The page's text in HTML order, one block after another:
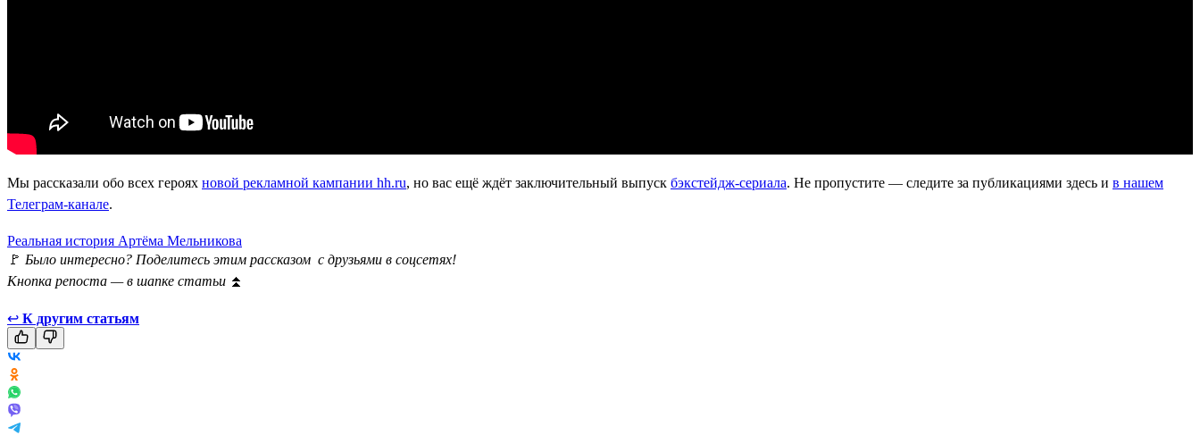
Мы рассказали обо всех героях новой рекламной кампании hh.ru, но вас ещё ждёт заключительный выпуск бэкстейдж-сериала. Не пропустите — следите за публикациями здесь и в нашем
Телеграм-канале.
Реальная история Артёма Мельникова
🚩 Было интересно? Поделитесь этим рассказом с друзьями в соцсетях!
Кнопка репоста — в шапке статьи ⏫
↩ К другим статьям